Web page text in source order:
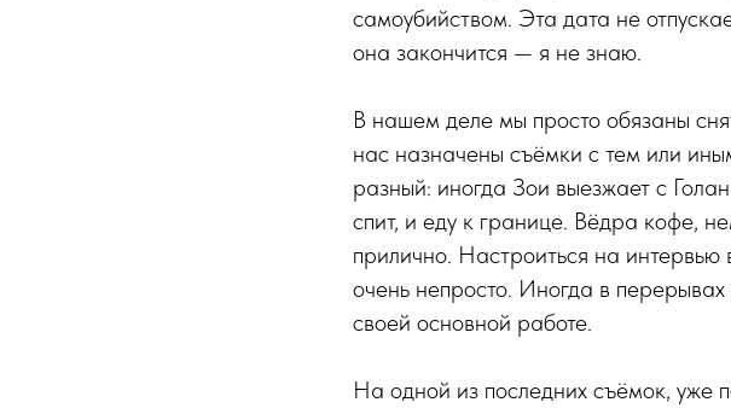
самоубийством. Эта дата не
она закончится — я не знаю.
В нашем деле мы просто обязаны
нас назначены съёмки с тем или
разный: иногда Зои выезжает с
спит, и еду к границе. Вёдра кофе,
прилично. Настроиться на интервью
очень непросто. Иногда в
своей основной работе.
На одной из последних съёмок, уже